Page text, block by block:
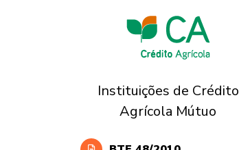
Instituições de Crédito
Agrícola Mútuo